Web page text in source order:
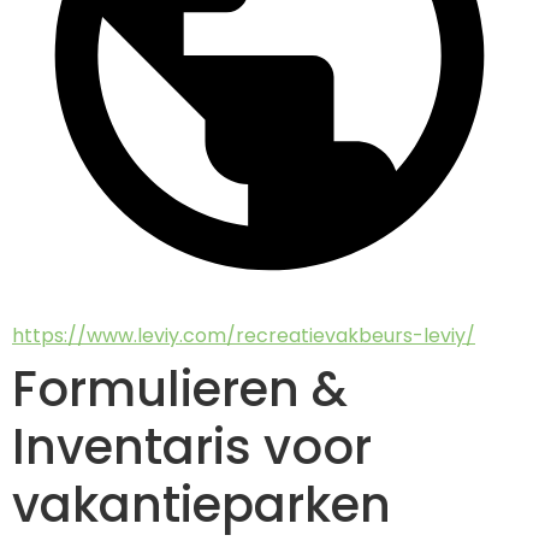
https://www.leviy.com/recreatievakbeurs-leviy/
Formulieren &
Inventaris voor
vakantieparken